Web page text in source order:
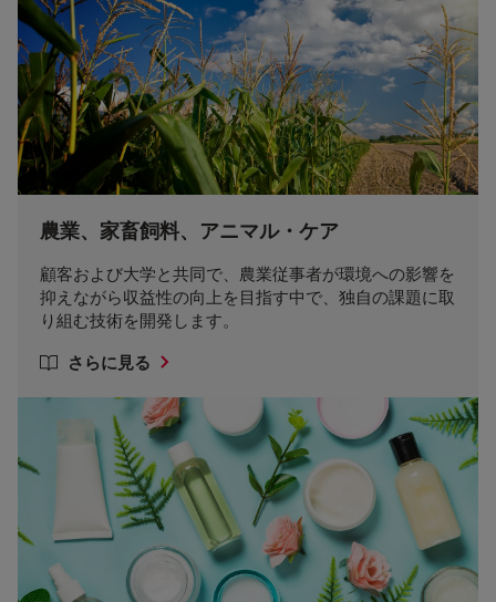
農業、家畜飼料、アニマル・ケア
顧客および大学と共同で、農業従事者が環境への影響を
抑えながら収益性の向上を目指す中で、独自の課題に取
り組む技術を開発します。
さらに見る